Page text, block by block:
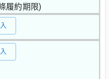
履約期限)